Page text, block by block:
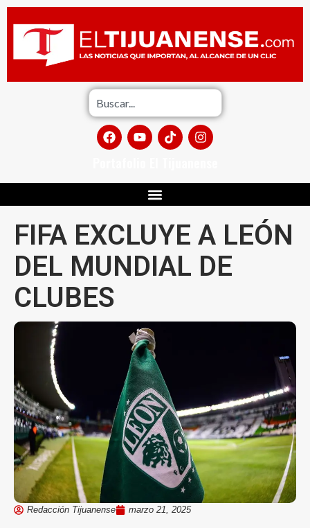
FIFA EXCLUYE A LEÓN
DEL MUNDIAL DE
CLUBES
Redacción Tijuanense marzo 21, 2025